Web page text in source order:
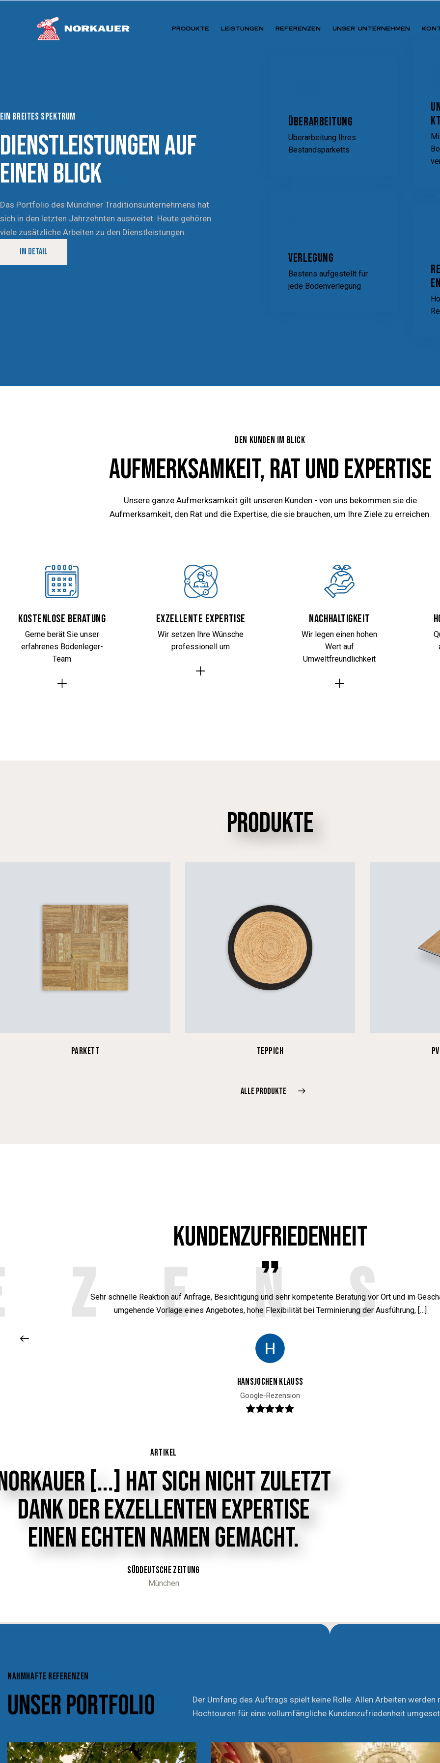
PRODUKTE LEISTUNGEN REFERENZEN UNSER UNTERNEHMEN
EIN BREITES SPEKTRUM
DIENSTLEISTUNGEN AUF
EINEN BLICK
Das Portfolio des Münchner Traditionsunternehmens hat
sich in den letzten Jahrzehnten ausweitet. Heute gehören
viele zusätzliche Arbeiten zu den Dienstleistungen:
IM DETAIL
Überarbeitung
Überarbeitung Ihres
Bestandsparketts
Verlegung
Bestens aufgestellt für
jede Bodenverlegung
en
DEN KUNDEN IM BLICK
AUFMERKSAMKEIT, RAT UND EXPERTISE
Unsere ganze Aufmerksamkeit gilt unseren Kunden - von uns bekommen sie die
Aufmerksamkeit, den Rat und die Expertise, die sie brauchen, um Ihre Ziele zu erreichen.
Kostenlose Beratung
Gerne berät Sie unser
erfahrenes Bodenleger-
Team
Exzellente Expertise
Wir setzen Ihre Wünsche
professionell um
Nachhaltigkeit
Wir legen einen hohen
Wert auf
Umweltfreundlichkeit
PRODUKTE
PARKETT TEPPICH
ALLE PRODUKTE
KUNDENZUFRIEDENHEIT
Sehr schnelle Reaktion auf Anfrage, Besichtigung und sehr kompetente Beratung vor Ort und im
umgehende Vorlage eines Angebotes, hohe Flexibilität bei Terminierung der Ausführung, […]
Hansjochen Klauss
Google-Rezension
ARTIKEL
[...] HATSICHNICHTZULETZT
DANKDEREXZELLENTENEXPERTISE
EINENECHTENNAMENGEMACHT.
SÜDDEUTSCHEZEITUNG
München
NAHMHAFTE REFERENZEN
UNSER PORTFOLIO
Der Umfang des Auftrags spielt keine Rolle: Allen Arbeiten werden
Hochtouren für eine vollumfängliche Kundenzufriedenheit